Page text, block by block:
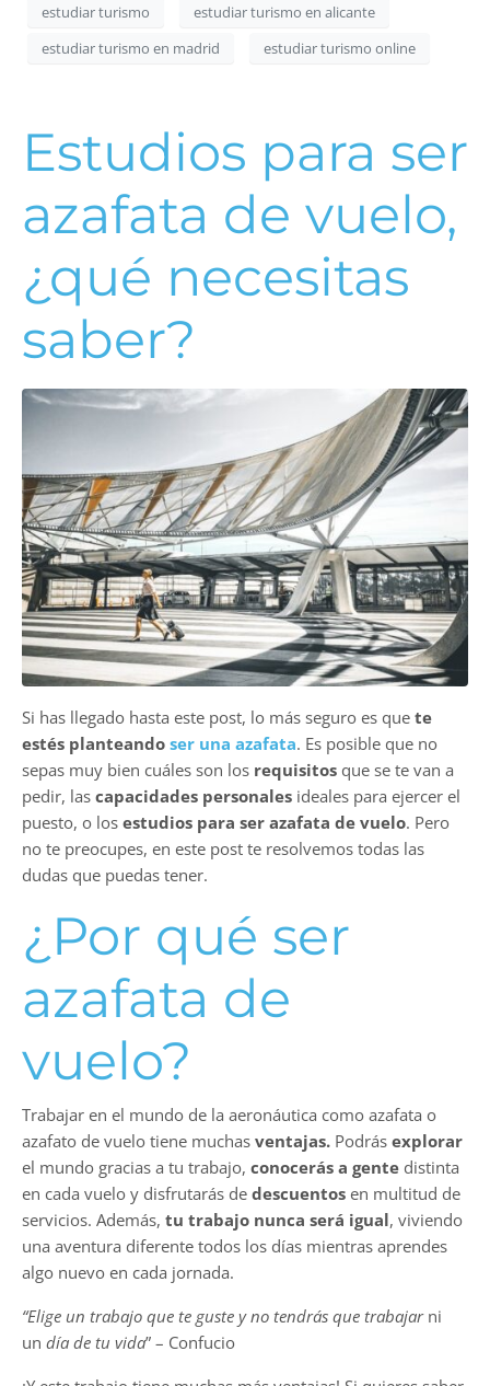
estudiar turismo
estudiar turismo en alicante
estudiar turismo en madrid
estudiar turismo online
Estudios para ser
azafata de vuelo,
¿qué necesitas
saber?
Si has llegado hasta este post, lo más seguro es que te
estés planteando ser una azafata. Es posible que no
sepas muy bien cuáles son los requisitos que se te van a
pedir, las capacidades personales ideales para ejercer el
puesto, o los estudios para ser azafata de vuelo. Pero
no te preocupes, en este post te resolvemos todas las
dudas que puedas tener.
¿Por qué ser
azafata de
vuelo?
Trabajar en el mundo de la aeronáutica como azafata o
azafato de vuelo tiene muchas ventajas. Podrás explorar
el mundo gracias a tu trabajo, conocerás a gente distinta
en cada vuelo y disfrutarás de descuentos en multitud de
servicios. Además, tu trabajo nunca será igual, viviendo
una aventura diferente todos los días mientras aprendes
algo nuevo en cada jornada.
“Elige un trabajo que te guste y no tendrás que trabajarni
un día de tu vida” – Confucio